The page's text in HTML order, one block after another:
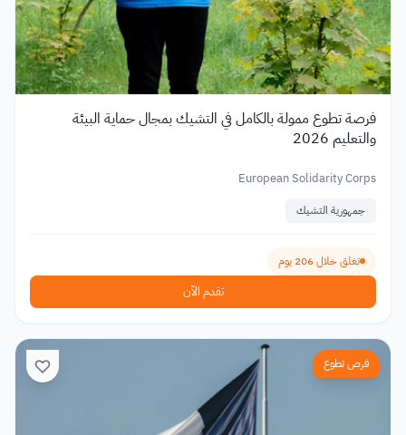
فرصة تطوع ممولة بالكامل في التشيك بمجال حماية البيئة
والتعليم 2026
European Solidarity Corps
جمهورية التشيك
تغلق خلال 206 يوم
تقدم الآن
فرص تطوع